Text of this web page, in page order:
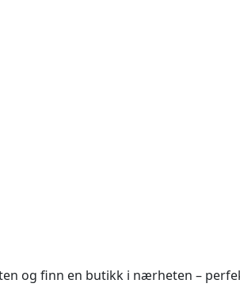
og finn en butikk i nærheten –